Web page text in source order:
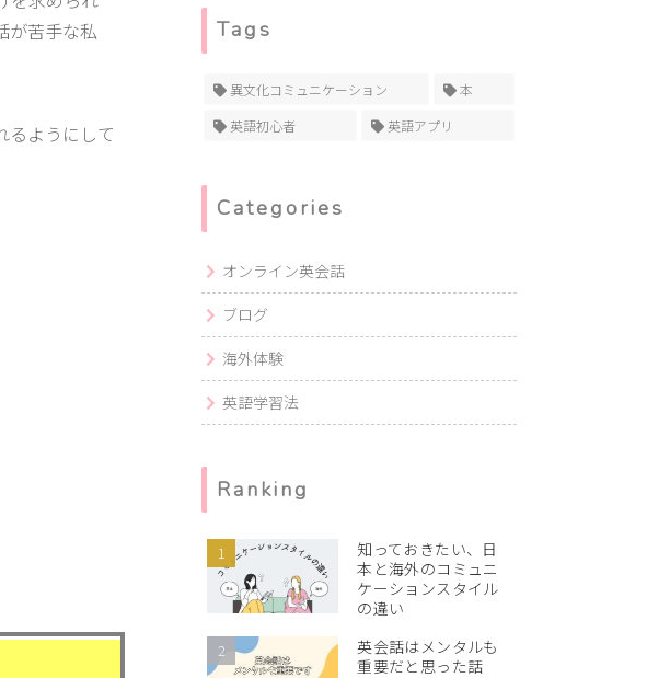
が苦手な私
るようにして
Tags
異文化コミュニケーション
本
英語初心者
英語アプリ
Categories
オンライン英会話
ブログ
海外体験
英語学習法
Ranking
知っておきたい、日
本と海外のコミュニ
ケーションスタイル
の違い
英会話はメンタルも
重要だと思った話